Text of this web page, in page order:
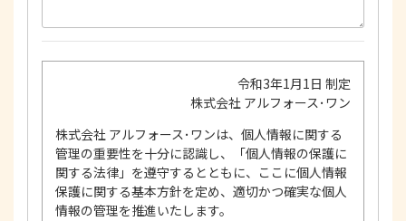
令和3年1月1日 制定
株式会社 アルフォース･ワン
株式会社 アルフォース･ワンは、個人情報に関する
管理の重要性を十分に認識し、「個人情報の保護に
関する法律」を遵守するとともに、ここに個人情報
保護に関する基本方針を定め、適切かつ確実な個人
情報の管理を推進いたします。